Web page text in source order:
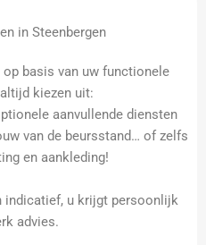
in Steenbergen
basis van uw functionele
kiezen uit:
aanvullende diensten
van de beursstand… of zelfs
en aankleding!
indicatief, u krijgt persoonlijk
advies.